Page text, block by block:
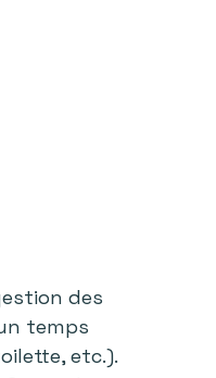
des
temps
etc.).